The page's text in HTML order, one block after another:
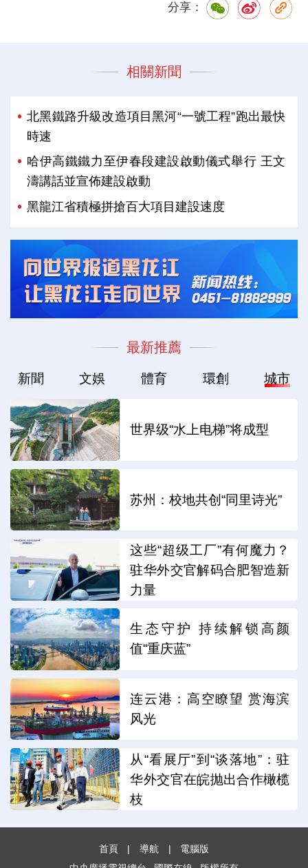
分享：
相關新聞
北黑鐵路升級改造項目黑河“一號工程”跑出最快
時速
哈伊高鐵鐵力至伊春段建設啟動儀式舉行 王文
濤講話並宣佈建設啟動
黑龍江省積極拼搶百大項目建設速度
最新推薦
新聞 文娛 體育 環創 城市
世界级“水上电梯”将成型
苏州：校地共创“同里诗光”
这些“超级工厂”有何魔力？
驻华外交官解码合肥智造新
力量
生态守护 持续解锁高颜
值“重庆蓝”
连云港：高空瞭望 赏海滨
风光
从“看展厅”到“谈落地”：驻
华外交官在皖抛出合作橄榄
枝
首頁 | 導航 |
電腦版